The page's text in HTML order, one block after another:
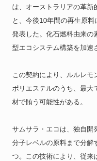
は、オーストラリアの革新
と、今後10年間の再生原
発表した。化石燃料由来の
型エコシステム構築を加速
この契約により、ルルレモ
ポリエステルのうち、最大
材で賄う可能性がある。
サムサラ・エコは、独自開
分子レベルの原料まで分解
つ。この技術により、従来